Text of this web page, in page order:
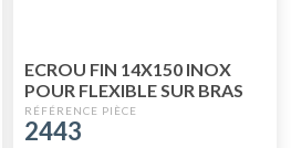
ECROU FIN 14X150 INOX
POUR FLEXIBLE SUR BRAS
739
2443